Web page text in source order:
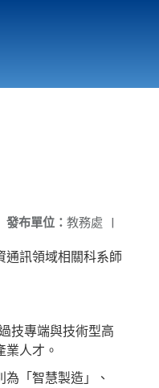
發布單位： 教務處 |
通訊領域相關科系師
技專端與技術型高
人才。
「智慧製造」、